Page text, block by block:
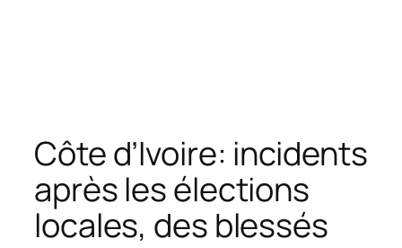
Côte d’Ivoire: incidents
après les élections
locales, des blessés